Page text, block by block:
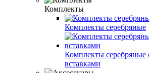
Комплекты
Комплекты серебряные
Комплекты серебряные
вставками